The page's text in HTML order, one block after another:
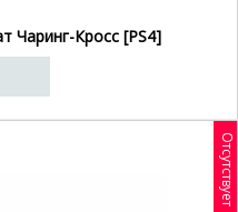
Чаринг-Кросс [PS4]
Отсутствует